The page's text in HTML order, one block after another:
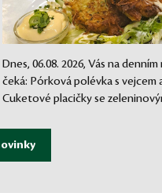
Dnes, 06.08. 2026, Vás na
čeká: Pórková polévka s vejcem
Cuketové placičky se